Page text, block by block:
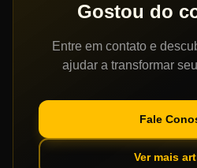
Gostou do
Entre em contato e
ajudar a transformar
Fale
Ver mais